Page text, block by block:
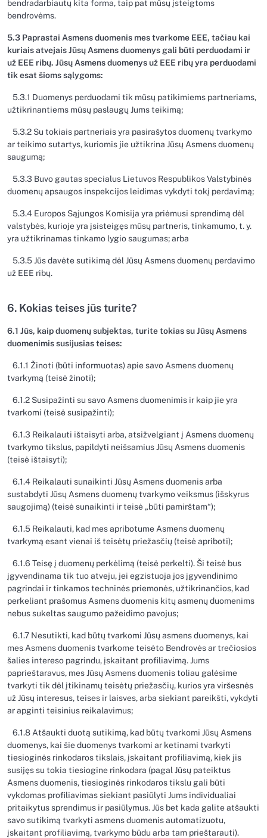
bendradarbiautų kita forma, taip pat mūsų įsteigtoms
bendrovėms.
5.3 Paprastai Asmens duomenis mes tvarkome EEE, tačiau kai
kuriais atvejais Jūsų Asmens duomenys gali būti perduodami ir
už EEE ribų. Jūsų Asmens duomenys už EEE ribų yra perduodami
tik esat šioms sąlygoms:
5.3.1 Duomenys perduodami tik mūsų patikimiems partneriams,
užtikrinantiems mūsų paslaugų Jums teikimą;
5.3.2 Su tokiais partneriais yra pasirašytos duomenų tvarkymo
ar teikimo sutartys, kuriomis jie užtikrina Jūsų Asmens duomenų
saugumą;
5.3.3 Buvo gautas specialus Lietuvos Respublikos Valstybinės
duomenų apsaugos inspekcijos leidimas vykdyti tokį perdavimą;
5.3.4 Europos Sąjungos Komisija yra priėmusi sprendimą dėl
valstybės, kurioje yra įsisteigęs mūsų partneris, tinkamumo, t. y.
yra užtikrinamas tinkamo lygio saugumas; arba
5.3.5 Jūs davėte sutikimą dėl Jūsų Asmens duomenų perdavimo
už EEE ribų.
6. Kokias teises jūs turite?
6.1 Jūs, kaip duomenų subjektas, turite tokias su Jūsų Asmens
duomenimis susijusias teises:
6.1.1 Žinoti (būti informuotas) apie savo Asmens duomenų
tvarkymą (teisė žinoti);
6.1.2 Susipažinti su savo Asmens duomenimis ir kaip jie yra
tvarkomi (teisė susipažinti);
6.1.3 Reikalauti ištaisyti arba, atsižvelgiant į Asmens duomenų
tvarkymo tikslus, papildyti neišsamius Jūsų Asmens duomenis
(teisė ištaisyti);
6.1.4 Reikalauti sunaikinti Jūsų Asmens duomenis arba
sustabdyti Jūsų Asmens duomenų tvarkymo veiksmus (išskyrus
saugojimą) (teisė sunaikinti ir teisė „būti pamirštam“);
6.1.5 Reikalauti, kad mes apribotume Asmens duomenų
tvarkymą esant vienai iš teisėtų priežasčių (teisė apriboti);
6.1.6 Teisę į duomenų perkėlimą (teisė perkelti). Ši teisė bus
įgyvendinama tik tuo atveju, jei egzistuoja jos įgyvendinimo
pagrindai ir tinkamos techninės priemonės, užtikrinančios, kad
perkeliant prašomus Asmens duomenis kitų asmenų duomenims
nebus sukeltas saugumo pažeidimo pavojus;
6.1.7 Nesutikti, kad būtų tvarkomi Jūsų asmens duomenys, kai
mes Asmens duomenis tvarkome teisėto Bendrovės ar trečiosios
šalies intereso pagrindu, įskaitant profiliavimą. Jums
paprieštaravus, mes Jūsų Asmens duomenis toliau galėsime
tvarkyti tik dėl įtikinamų teisėtų priežasčių, kurios yra viršesnės
už Jūsų interesus, teises ir laisves, arba siekiant pareikšti, vykdyti
ar apginti teisinius reikalavimus;
6.1.8 Atšaukti duotą sutikimą, kad būtų tvarkomi Jūsų Asmens
duomenys, kai šie duomenys tvarkomi ar ketinami tvarkyti
tiesioginės rinkodaros tikslais, įskaitant profiliavimą, kiek jis
susijęs su tokia tiesiogine rinkodara (pagal Jūsų pateiktus
Asmens duomenis, tiesioginės rinkodaros tikslu gali būti
vykdomas profiliavimas siekiant pasiūlyti Jums individualiai
pritaikytus sprendimus ir pasiūlymus. Jūs bet kada galite atšaukti
savo sutikimą tvarkyti asmens duomenis automatizuotu,
įskaitant profiliavimą, tvarkymo būdu arba tam prieštarauti).